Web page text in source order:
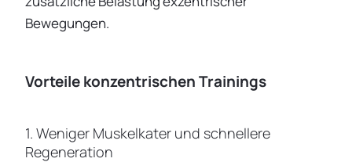
Bewegungen.
Vorteile konzentrischen Trainings
1. Weniger Muskelkater und schnellere
Regeneration